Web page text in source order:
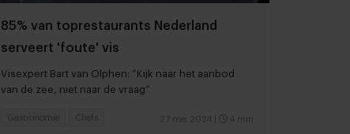
85% van toprestaurants Nederland
serveert 'foute' vis
Visexpert Bart van Olphen: “Kijk naar het aanbod
van de zee, niet naar de vraag”
27 mei 2024 4 min
Gastronomie Chefs